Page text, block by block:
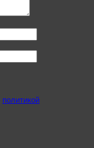
политикой